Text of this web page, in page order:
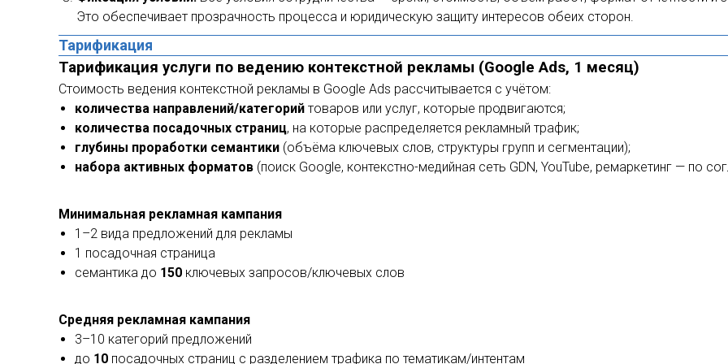
Это обеспечивает прозрачность процесса и юридическую защиту интересов обеих сторон.
Тарификация
Тарификация услуги по ведению контекстной рекламы (Google Ads, 1 месяц)
Стоимость ведения контекстной рекламы в Google Ads рассчитывается с учётом:
количества направлений/категорий товаров или услуг, которые продвигаются;
количества посадочных страниц, на которые распределяется рекламный трафик;
глубины проработки семантики (объёма ключевых слов, структуры групп и сегментации);
набора активных форматов (поиск Google, контекстно-медийная сеть GDN, YouTube, ремаркетинг — по
Минимальная рекламная кампания
1–2 вида предложений для рекламы
1 посадочная страница
семантика до 150 ключевых запросов/ключевых слов
Средняя рекламная кампания
3–10 категорий предложений
до 10 посадочных страниц с разделением трафика по тематикам/интентам